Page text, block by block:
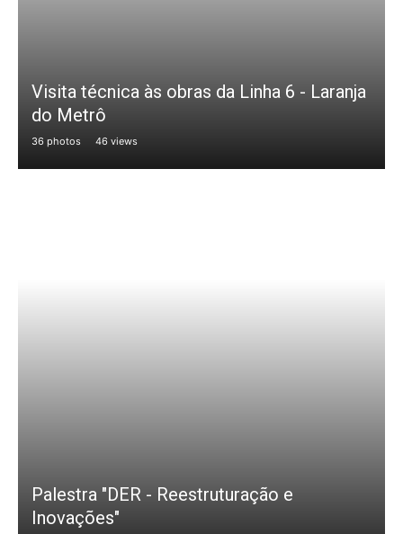
Visita técnica às obras da Linha 6 - Laranja
do Metrô
36 photos 46 views
Palestra "DER - Reestruturação e
Inovações"